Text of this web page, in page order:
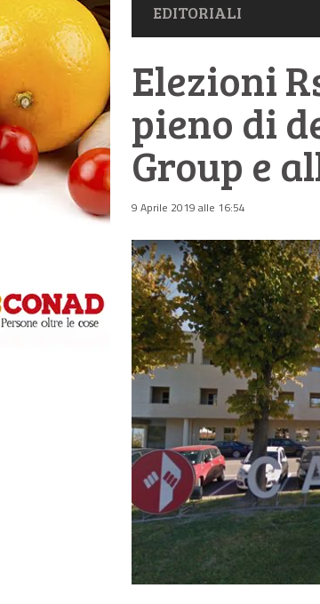
EDITORIALI
Elezioni
pieno di
Group e
9 Aprile 2019 alle 16:54